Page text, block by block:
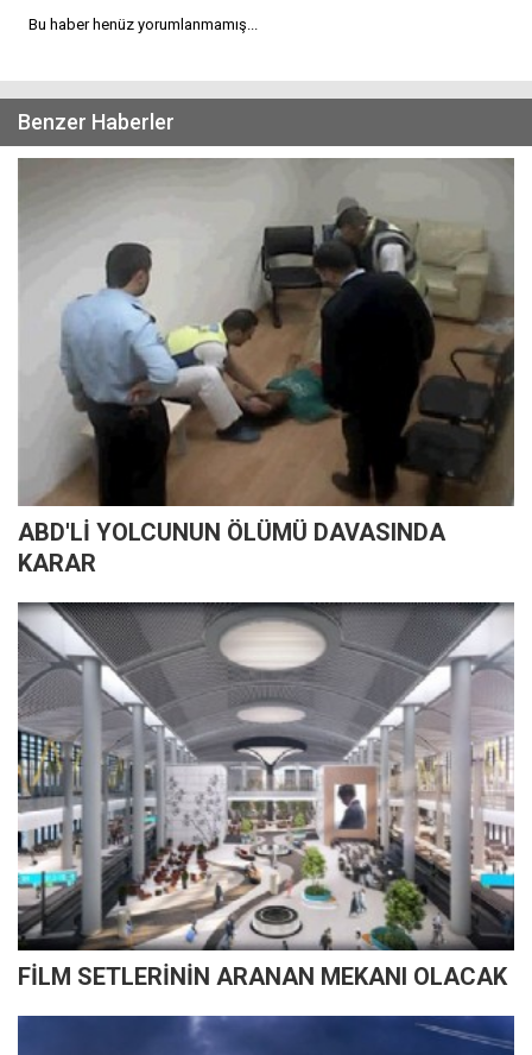
Bu haber henüz yorumlanmamış...
Benzer Haberler
ABD'Lİ YOLCUNUN ÖLÜMÜ DAVASINDA
KARAR
FİLM SETLERİNİN ARANAN MEKANI OLACAK